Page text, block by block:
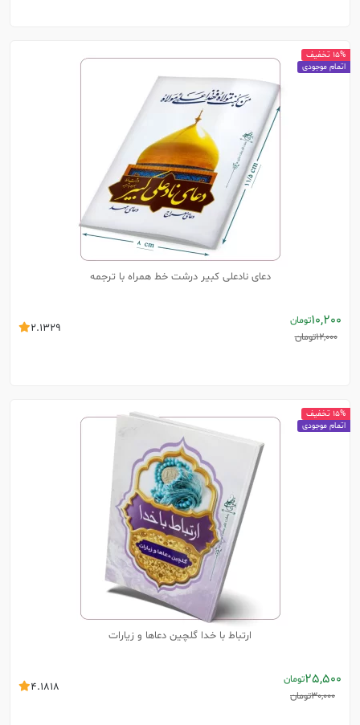
دعای نادعلی کبیر درشت خط همراه با ترجمه
10,200تومان
12,000تومان
2.1329
15% تخفیف
اتمام موجودی
ارتباط با خدا گلچین دعاها و زیارات
25,500تومان
30,000تومان
4.1818
15% تخفیف
اتمام موجودی